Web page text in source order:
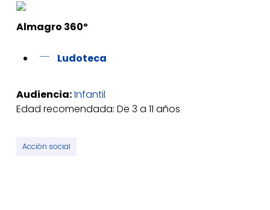
Almagro 360º
Ludoteca
Audiencia:Infantil
Edad recomendada: De 3 a 11 años
Acción social